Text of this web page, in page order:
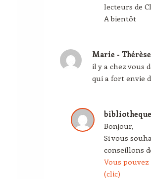
lecteurs de
A bientôt
Marie -
il y a chez vous
qui a fort envie
bibliotheque
Bonjour,
Si vous
conseillons
Vous
(clic)